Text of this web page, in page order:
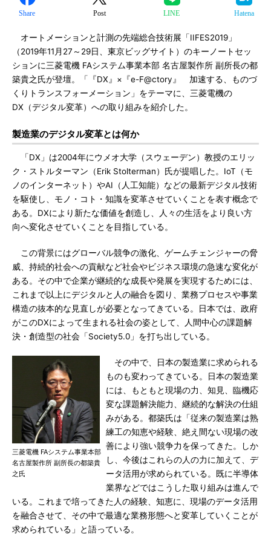
Share Post LINE Hatena
オートメーションと計測の先端総合技術展「IIFES2019」
（2019年11月27～29日、東京ビッグサイト）のキーノートセッ
ションに三菱電機 FAシステム事業本部 名古屋製作所 副所長の都
築貴之氏が登壇。「『DX』×『e-F@ctory』 加速する、ものづ
くりトランスフォーメーション」をテーマに、三菱電機の
DX（デジタル変革）への取り組みを紹介した。
製造業のデジタル変革とは何か
「DX」は2004年にウメオ大学（スウェーデン）教授のエリッ
ク・ストルターマン（Erik Stolterman）氏が提唱した。IoT（モ
ノのインターネット）やAI（人工知能）などの最新デジタル技術
を駆使し、モノ・コト・知識を変革させていくことを表す概念で
ある。DXにより新たな価値を創造し、人々の生活をより良い方
向へ変化させていくことを目指している。
この背景にはグローバル競争の激化、ゲームチェンジャーの脅
威、持続的社会への貢献など社会やビジネス環境の急速な変化が
ある。その中で企業が継続的な成長や発展を実現するためには、
これまで以上にデジタルと人の融合を図り、業務プロセスや事業
構造の抜本的な見直しが必要となってきている。日本では、政府
がこのDXによって生まれる社会の姿として、人間中心の課題解
決・創造型の社会「Society5.0」を打ち出している。
三菱電機 FAシステム事業本部
名古屋製作所 副所長の都築貴
之氏
その中で、日本の製造業に求められる
ものも変わってきている。日本の製造業
には、もともと現場の力、知見、臨機応
変な課題解決能力、継続的な解決の仕組
みがある。都築氏は「従来の製造業は熟
練工の知恵や経験、絶え間ない現場の改
善により強い競争力を保ってきた。しか
し、今後はこれらの人の力に加えて、デ
ータ活用が求められている。既に半導体
業界などではこうした取り組みは進んで
いる。これまで培ってきた人の経験、知恵に、現場のデータ活用
を融合させて、その中で最適な業務形態へと変革していくことが
求められている」と語っている。